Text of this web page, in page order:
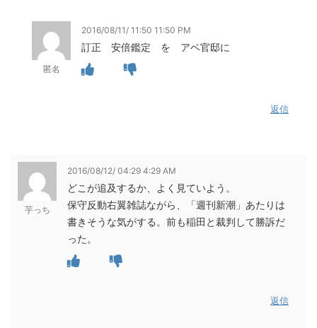
匿名
2016/08/11/ 11:50 11:50 PM
訂正 安倍鑑定 を アベ官邸に
返信
芋っち
2016/08/12/ 04:29 4:29 AM
どこが追及するか、よく見ていよう。
保守反動右翼雑誌ながら、「週刊新潮」あたりは
書きそうな気がする。前も稲田と裁判して勝訴だ
った。
返信